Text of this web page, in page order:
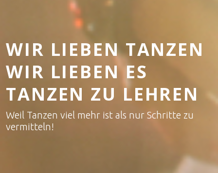
WIR LIEBEN TANZEN
WIR LIEBEN ES
TANZEN ZU LEHREN
Weil Tanzen viel mehr ist als nur Schritte zu
vermitteln!